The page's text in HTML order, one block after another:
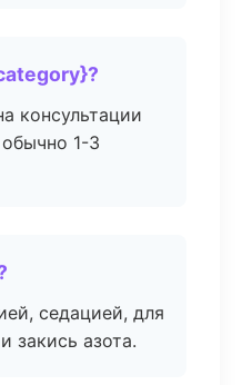
консультации
1-3
седацией, для
закись азота.